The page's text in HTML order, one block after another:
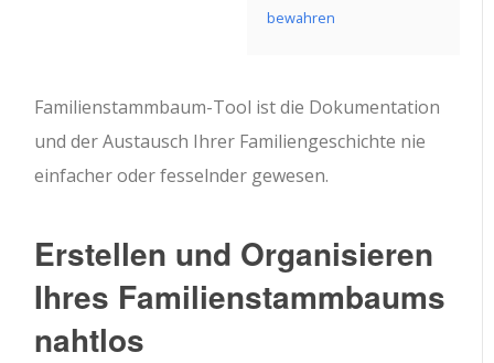
bewahren
Familienstammbaum-Tool ist die Dokumentation
und der Austausch Ihrer Familiengeschichte nie
einfacher oder fesselnder gewesen.
Erstellen und Organisieren
Ihres Familienstammbaums
nahtlos